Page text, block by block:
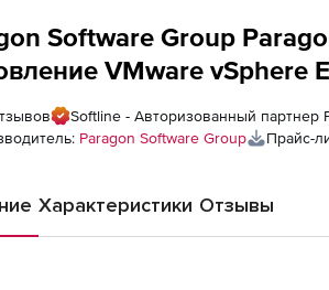
Software Group
VMware vSphere
Softline - Авторизованный партнер
Paragon Software Group Прайс-
Характеристики Отзывы